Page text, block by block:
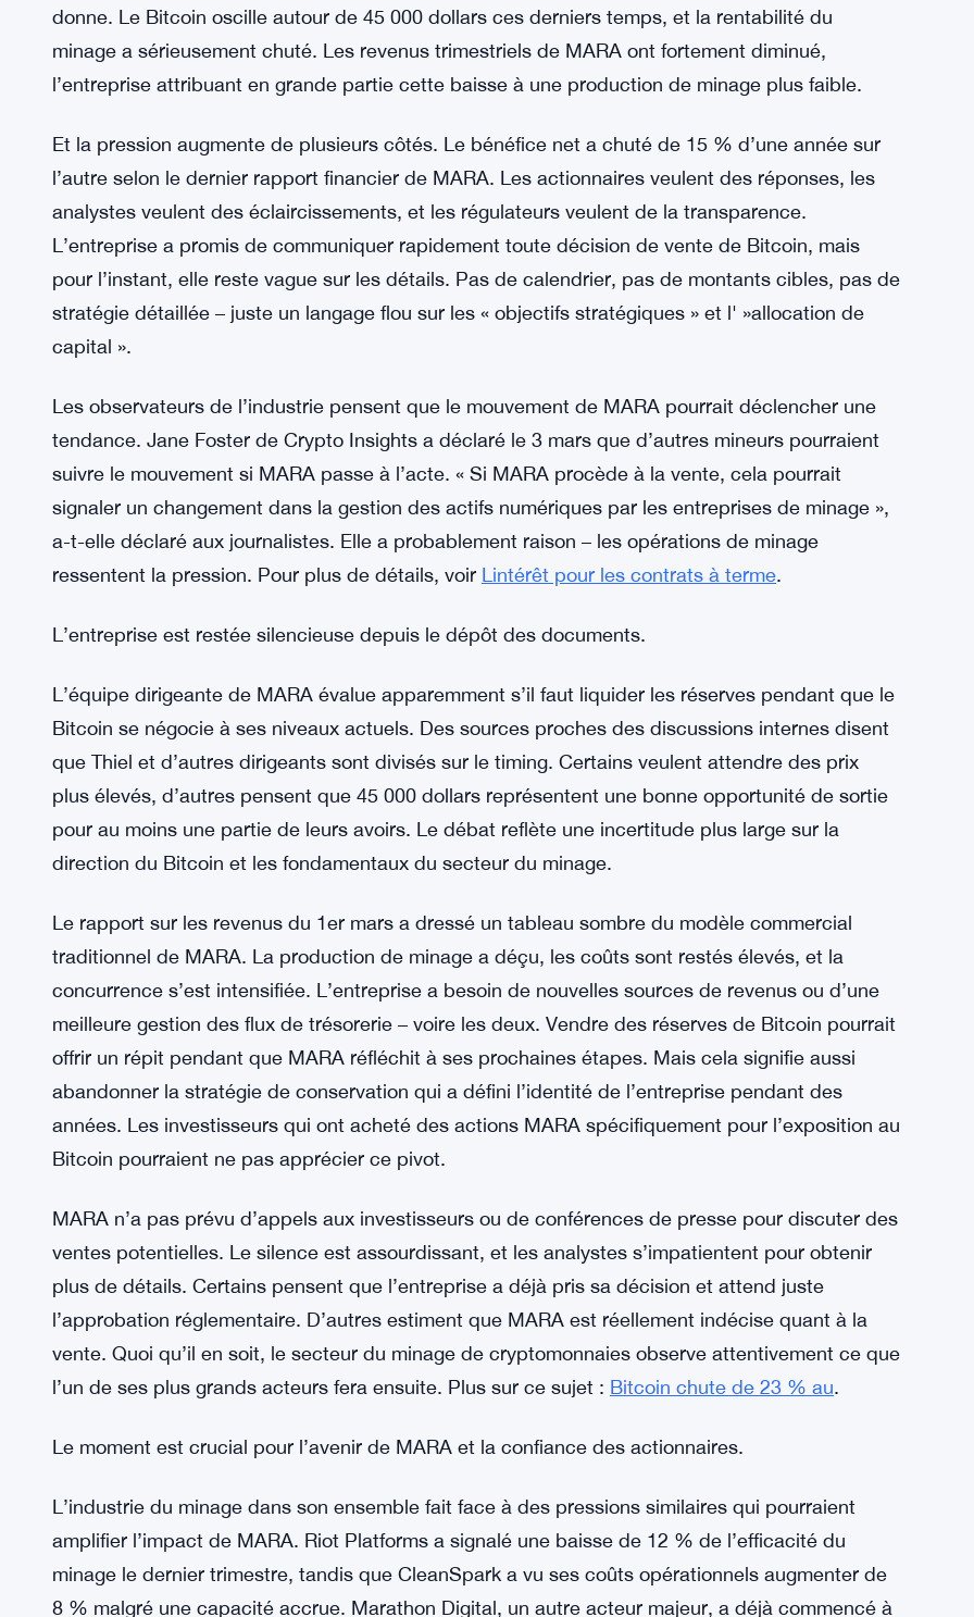
L’action de MARA a chuté de 3,2 % le 3 mars, clôturant à 12,45 $. Les investisseurs n’ont pas
bâtie une réputation en conservant ses actifs. Le mineur gardait presque tout ce qu’il extrayait,
considérant chaque Bitcoin comme un billet pour des richesses futures. Cette stratégie
fonctionnait bien lorsque les prix montaient en flèche, mais la volatilité récente a changé la
donne. Le Bitcoin oscille autour de 45 000 dollars ces derniers temps, et la rentabilité du
minage a sérieusement chuté. Les revenus trimestriels de MARA ont fortement diminué,
l’entreprise attribuant en grande partie cette baisse à une production de minage plus faible.
l’autre selon le dernier rapport financier de MARA. Les actionnaires veulent des réponses, les
analystes veulent des éclaircissements, et les régulateurs veulent de la transparence.
L’entreprise a promis de communiquer rapidement toute décision de vente de Bitcoin, mais
pour l’instant, elle reste vague sur les détails. Pas de calendrier, pas de montants cibles, pas de
stratégie détaillée – juste un langage flou sur les « objectifs stratégiques » et l' »allocation de
capital ».
Les observateurs de l’industrie pensent que le mouvement de MARA pourrait déclencher une
suivre le mouvement si MARA passe à l’acte. « Si MARA procède à la vente, cela pourrait
signaler un changement dans la gestion des actifs numériques par les entreprises de minage »,
a-t-elle déclaré aux journalistes. Elle a probablement raison – les opérations de minage
ressentent la pression. Pour plus de détails, voir Lintérêt pour les contrats à terme.
L’entreprise est restée silencieuse depuis le dépôt des documents.
L’équipe dirigeante de MARA évalue apparemment s’il faut liquider les réserves pendant que le
Bitcoin se négocie à ses niveaux actuels. Des sources proches des discussions internes disent
que Thiel et d’autres dirigeants sont divisés sur le timing. Certains veulent attendre des prix
plus élevés, d’autres pensent que 45 000 dollars représentent une bonne opportunité de sortie
pour au moins une partie de leurs avoirs. Le débat reflète une incertitude plus large sur la
direction du Bitcoin et les fondamentaux du secteur du minage.
Le rapport sur les revenus du 1er mars a dressé un tableau sombre du modèle commercial
concurrence s’est intensifiée. L’entreprise a besoin de nouvelles sources de revenus ou d’une
meilleure gestion des flux de trésorerie – voire les deux. Vendre des réserves de Bitcoin pourrait
offrir un répit pendant que MARA réfléchit à ses prochaines étapes. Mais cela signifie aussi
abandonner la stratégie de conservation qui a défini l’identité de l’entreprise pendant des
années. Les investisseurs qui ont acheté des actions MARA spécifiquement pour l’exposition au
Bitcoin pourraient ne pas apprécier ce pivot.
MARA n’a pas prévu d’appels aux investisseurs ou de conférences de presse pour discuter des
plus de détails. Certains pensent que l’entreprise a déjà pris sa décision et attend juste
l’approbation réglementaire. D’autres estiment que MARA est réellement indécise quant à la
vente. Quoi qu’il en soit, le secteur du minage de cryptomonnaies observe attentivement ce que